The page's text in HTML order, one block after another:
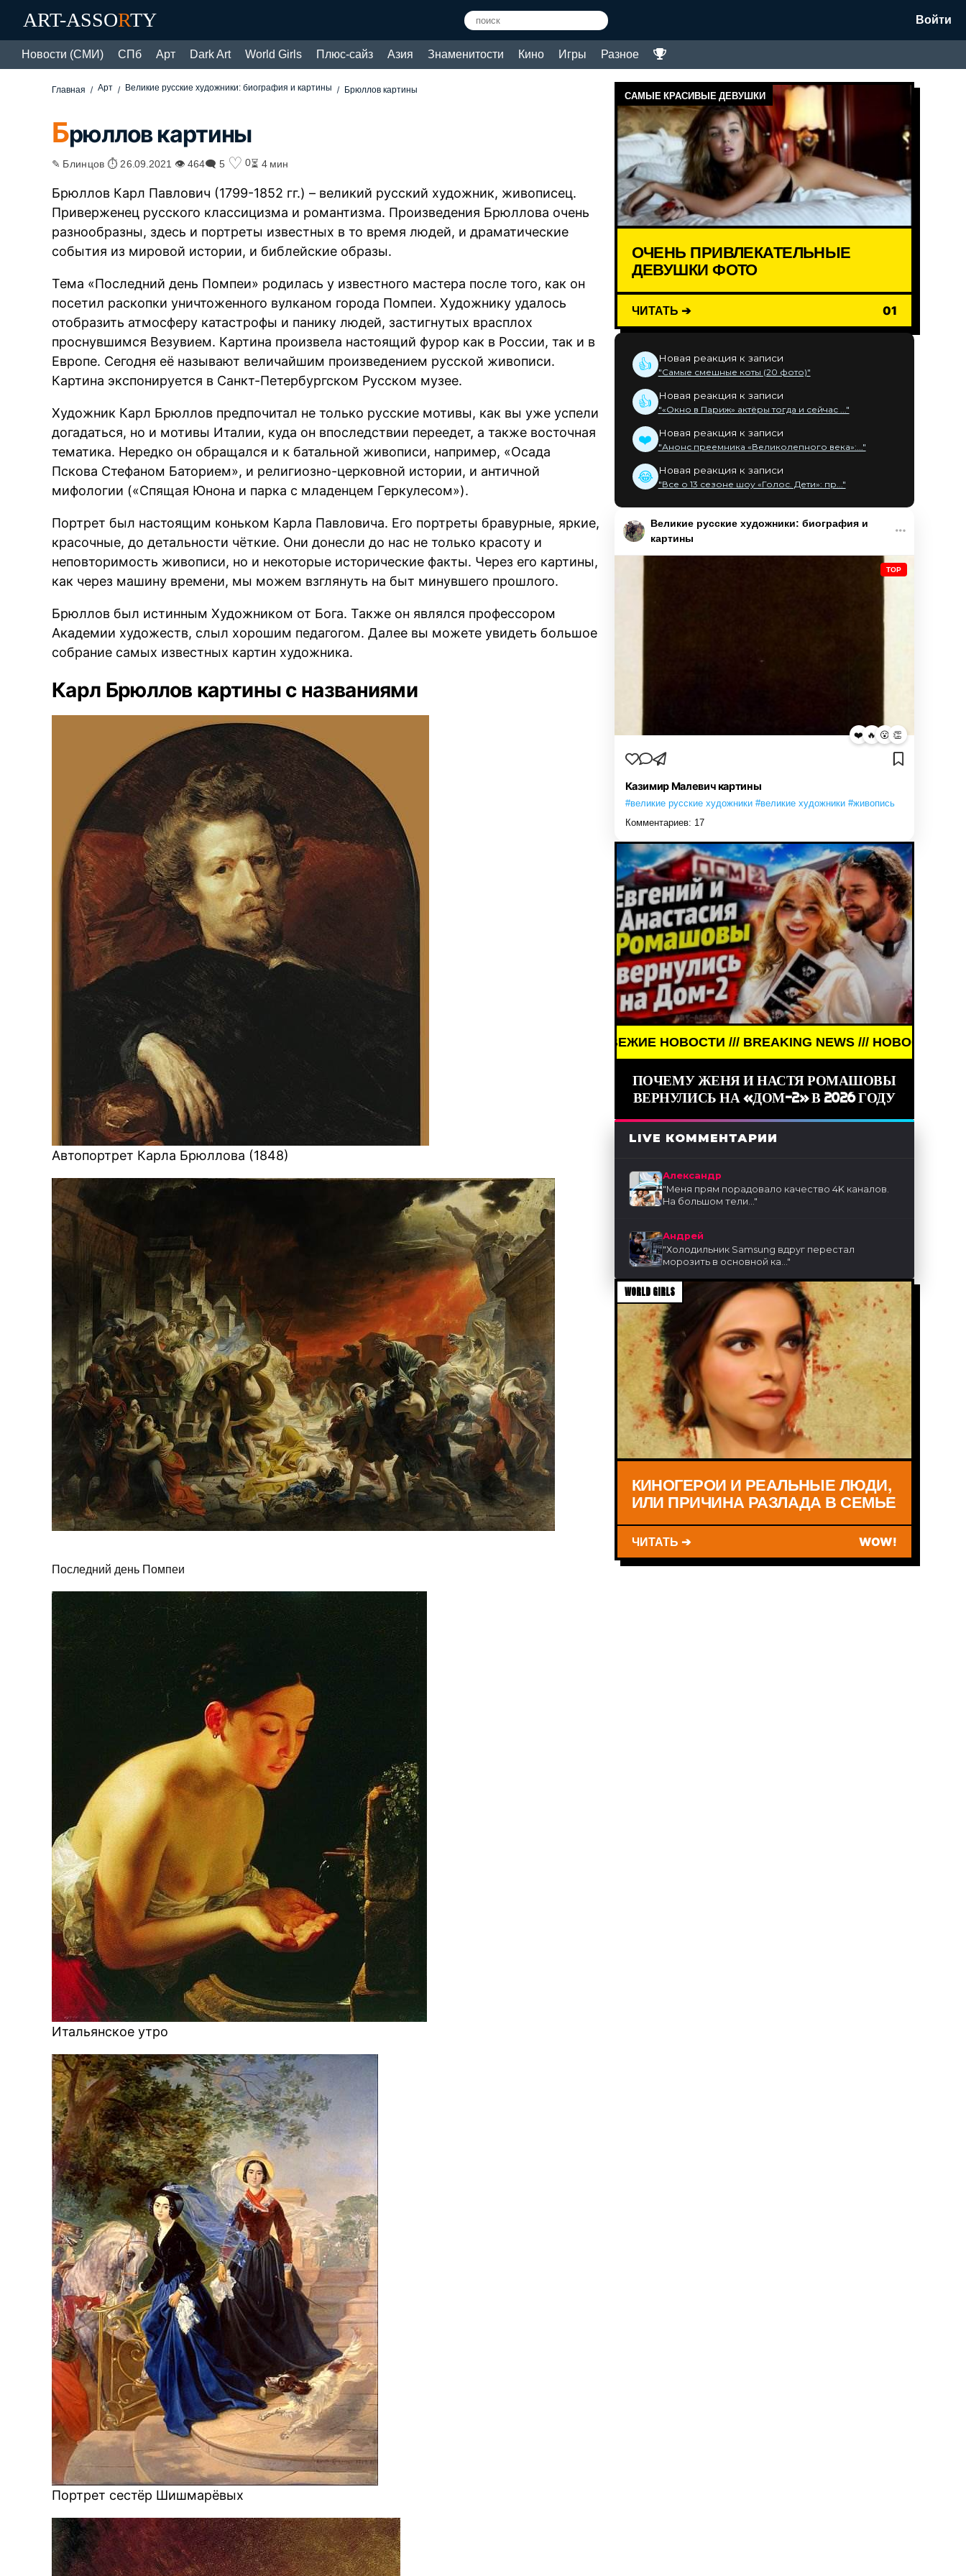
ART-ASSORTY Войти
Новости (СМИ) СПб Арт Dark Art World Girls Плюс-сайз Азия Знаменитости Кино Игры Разное
Главная Арт Великие русские художники: биография и картины Брюллов картины
Брюллов картины
✎ Блинцов ⏱ 26.09.2021 👁 464🗨 5 ♡ 0⏳ 4 мин
Брюллов Карл Павлович (1799-1852 гг.) – великий русский художник, живописец.
Приверженец русского классицизма и романтизма. Произведения Брюллова очень
разнообразны, здесь и портреты известных в то время людей, и драматические
события из мировой истории, и библейские образы.
Тема «Последний день Помпеи» родилась у известного мастера после того, как он
посетил раскопки уничтоженного вулканом города Помпеи. Художнику удалось
отобразить атмосферу катастрофы и панику людей, застигнутых врасплох
проснувшимся Везувием. Картина произвела настоящий фурор как в России, так и в
Европе. Сегодня её называют величайшим произведением русской живописи.
Картина экспонируется в Санкт-Петербургском Русском музее.
Художник Карл Брюллов предпочитал не только русские мотивы, как вы уже успели
догадаться, но и мотивы Италии, куда он впоследствии переедет, а также восточная
тематика. Нередко он обращался и к батальной живописи, например, «Осада
Пскова Стефаном Баторием», и религиозно-церковной истории, и античной
мифологии («Спящая Юнона и парка с младенцем Геркулесом»).
Портрет был настоящим коньком Карла Павловича. Его портреты бравурные, яркие,
красочные, до детальности чёткие. Они донесли до нас не только красоту и
неповторимость живописи, но и некоторые исторические факты. Через его картины,
как через машину времени, мы можем взглянуть на быт минувшего прошлого.
Брюллов был истинным Художником от Бога. Также он являлся профессором
Академии художеств, слыл хорошим педагогом. Далее вы можете увидеть большое
собрание самых известных картин художника.
Карл Брюллов картины с названиями
Автопортрет Карла Брюллова (1848)
Последний день Помпеи
Итальянское утро
Портрет сестёр Шишмарёвых
САМЫЕ КРАСИВЫЕ ДЕВУШКИ
ОЧЕНЬ ПРИВЛЕКАТЕЛЬНЫЕ
ДЕВУШКИ ФОТО
ЧИТАТЬ ➔ 01
👍 Новая реакция к записи
"Самые смешные коты (20 фото)"
👍 Новая реакция к записи
"«Окно в Париж» актёры тогда и сейчас ..."
❤️ Новая реакция к записи
"Анонс преемника «Великолепного века»:..."
😂 Новая реакция к записи
"Все о 13 сезоне шоу «Голос. Дети»: пр..."
Великие русские художники: биография и
картины
TOP
❤️ 🔥 😮 👏
Казимир Малевич картины
#великие русские художники #великие художники #живопись
Комментариев: 17
BREAKING NEWS /// НОВОСТИ (СМИ) /// СВЕЖИЕ НОВОСТИ /// BREAKING NEWS /// НОВОСТИ (СМИ) /// СВЕЖИЕ
ПОЧЕМУ ЖЕНЯ И НАСТЯ РОМАШОВЫ
ВЕРНУЛИСЬ НА «ДОМ-2» В 2026 ГОДУ
LIVE КОММЕНТАРИИ
Александр
"Меня прям порадовало качество 4K каналов.
На большом тели..."
Андрей
"Холодильник Samsung вдруг перестал
морозить в основной ка..."
WORLD GIRLS
КИНОГЕРОИ И РЕАЛЬНЫЕ ЛЮДИ,
ИЛИ ПРИЧИНА РАЗЛАДА В СЕМЬЕ
ЧИТАТЬ ➔ WOW!